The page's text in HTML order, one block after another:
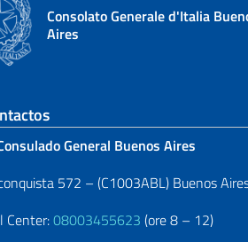
Consolato Generale d'Italia
Aires
footer
General Buenos Aires
572 – (C1003ABL) Buenos
Center:08003455623 (ore 8 – 12)